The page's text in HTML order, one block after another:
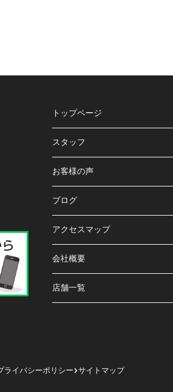
トップページ
スタッフ
お客様の声
ブログ
アクセスマップ
会社概要
店舗一覧
ライバシーポリシー サイトマップ